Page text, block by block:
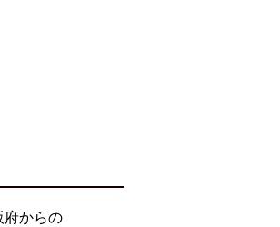
府からの